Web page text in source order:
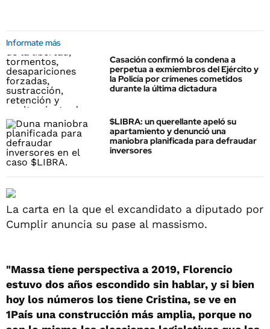
Informate más
Casación confirmó la condena a
perpetua a exmiembros del Ejército y
la Policía por crímenes cometidos
durante la última dictadura
$LIBRA: un querellante apeló su
apartamiento y denunció una
maniobra planificada para defraudar
inversores
La carta en la que el excandidato a diputado por
Cumplir anuncia su pase al massismo.
"Massa tiene perspectiva a 2019, Florencio
estuvo dos años escondido sin hablar, y si bien
hoy los números los tiene Cristina, se ve en
1País una construcción más amplia, porque no